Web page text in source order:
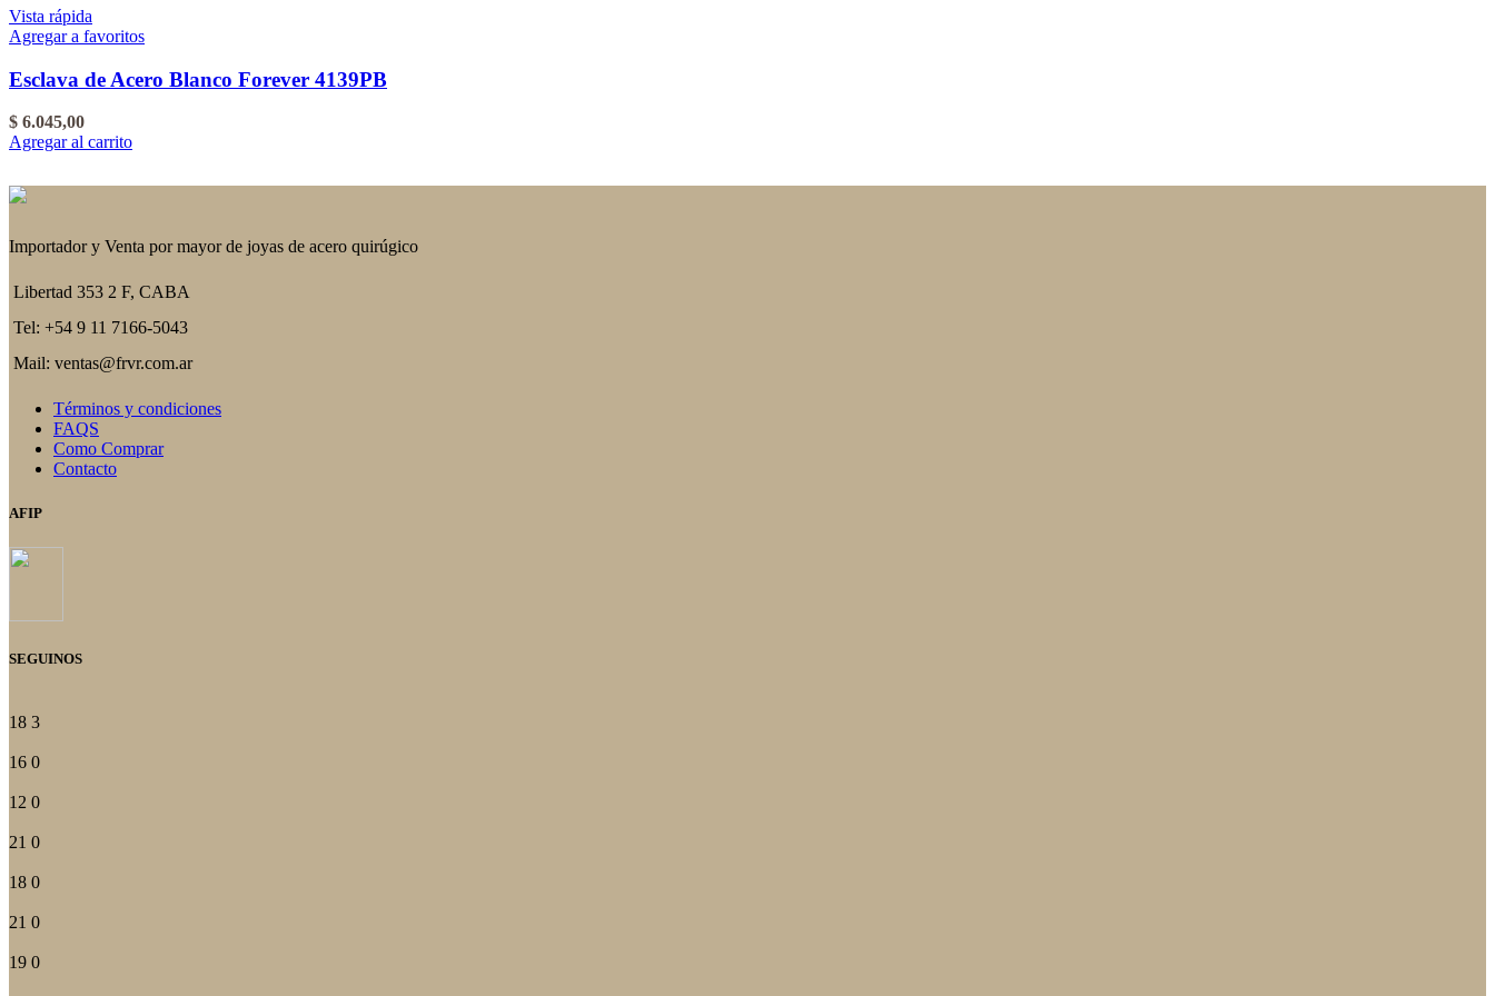
Vista rápida
Agregar a favoritos
Esclava de Acero Blanco Forever 4139PB
$ 6.045,00
Agregar al carrito
Importador y Venta por mayor de joyas de acero quirúgico
Libertad 353 2 F, CABA
Tel: +54 9 11 7166-5043
Mail: ventas@frvr.com.ar
Términos y condiciones
FAQS
Como Comprar
Contacto
AFIP
SEGUINOS
18 3
16 0
12 0
21 0
18 0
21 0
19 0